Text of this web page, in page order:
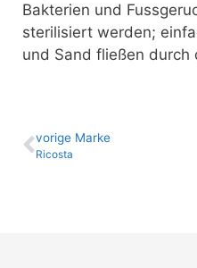
Bakterien und
sterilisiert werden;
und Sand fließen durch
vo­ri­ge Marke
Ricosta